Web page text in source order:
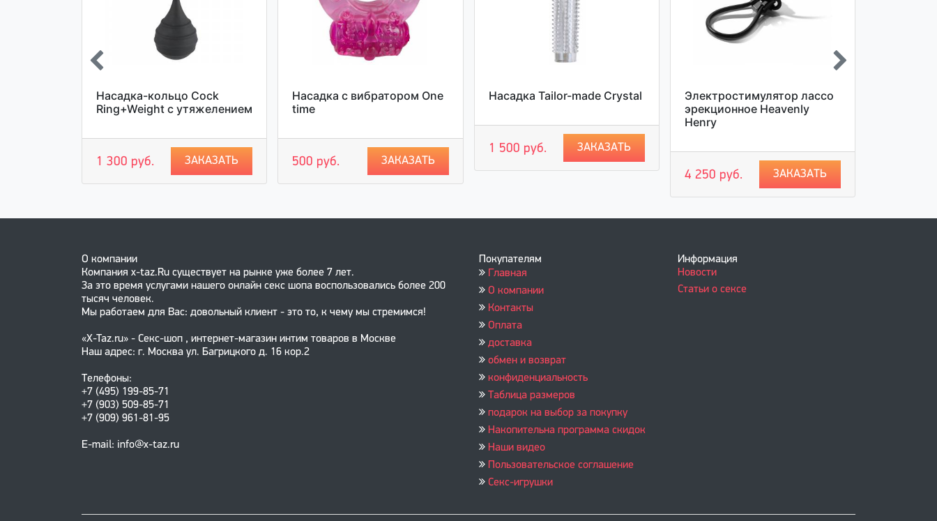
Насадка-кольцо Cock
Ring+Weight с утяжелением
1 300 руб. ЗАКАЗАТЬ
Насадка с вибратором One
time
500 руб. ЗАКАЗАТЬ
Насадка Tailor-made Crystal
1 500 руб. ЗАКАЗАТЬ
Электростимулятор лассо
эрекционное Heavenly
Henry
4 250 руб. ЗАКАЗАТЬ
О компании
Компания x-taz.Ru существует на рынке уже более 7 лет.
За это время услугами нашего онлайн секс шопа воспользовались более 200
тысяч человек.
Мы работаем для Вас: довольный клиент - это то, к чему мы стремимся!
«X-Taz.ru» - Секс-шоп , интернет-магазин интим товаров в Москве
Наш адрес: г. Москва ул. Багрицкого д. 16 кор.2
Телефоны:
+7 (495) 199-85-71
+7 (903) 509-85-71
+7 (909) 961-81-95
E-mail: info@x-taz.ru
Покупателям
Главная
О компании
Контакты
Оплата
доставка
обмен и возврат
конфиденциальность
Таблица размеров
подарок на выбор за покупку
Накопительна программа скидок
Наши видео
Пользовательское соглашение
Секс-игрушки
Информация
Новости
Статьи о сексе